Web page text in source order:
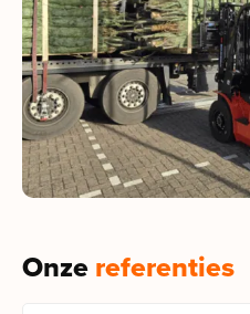
Onzereferenties